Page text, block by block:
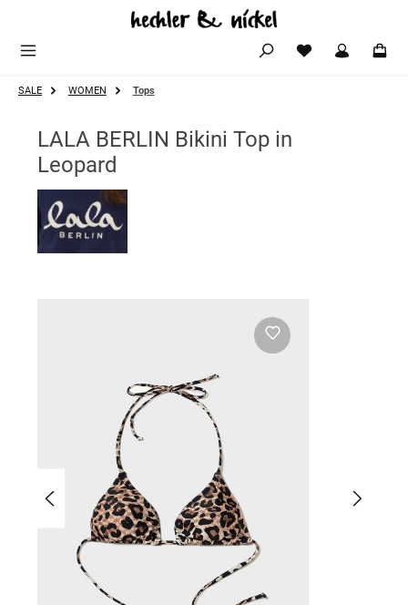
Zum Hauptinhalt springen
SALE WOMEN Tops
LALA BERLIN Bikini Top in
Leopard